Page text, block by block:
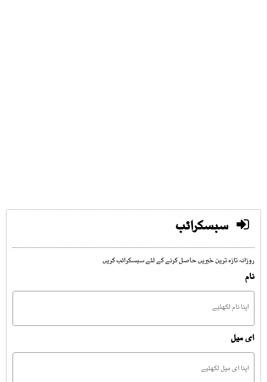
سبسکرائب
روزانہ تازہ ترین خبریں حاصل کرنے کے لئے سبسکرائب کریں
نام
ای میل